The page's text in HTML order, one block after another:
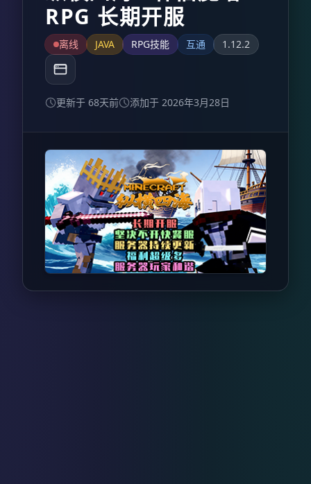
RPG 长期开服
离线 JAVA RPG技能 互通 1.12.2
更新于 68天前 添加于 2026年3月28日